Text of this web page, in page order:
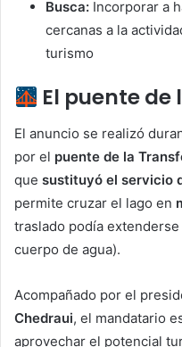
Busca: Incorporar a
cercanas a la
turismo
El puente
El anuncio se realizó
por el puente de la
que sustituyó el servicio
permite cruzar el lago en
traslado podía
cuerpo de agua).
Acompañado por el
Chedraui, el mandatario
aprovechar el potencial